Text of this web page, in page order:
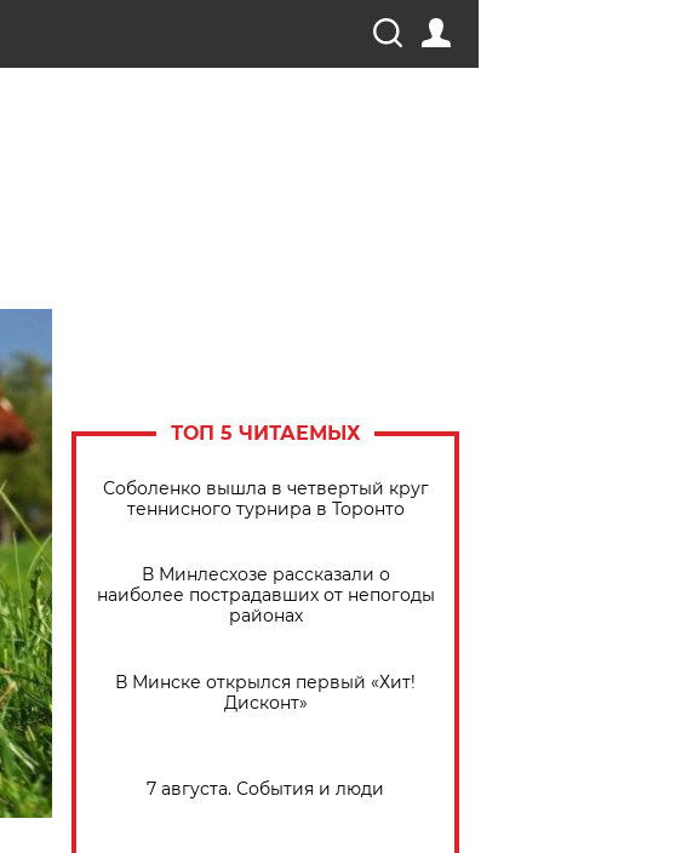
ТОП 5 ЧИТАЕМЫХ
Соболенко вышла в четвертый круг
теннисного турнира в Торонто
В Минлесхозе рассказали о
наиболее пострадавших от непогоды
районах
В Минске открылся первый «Хит!
Дисконт»
7 августа. События и люди